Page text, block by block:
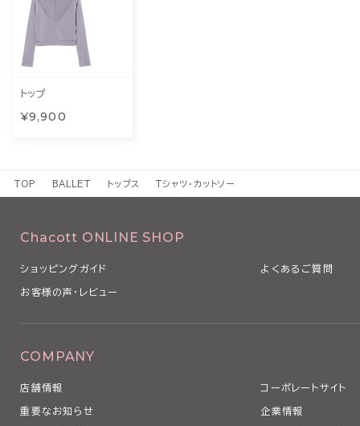
トップ
¥9,900
TOP BALLET トップス Tシャツ・カットソー
Chacott ONLINE SHOP
ショッピングガイド よくあるご質問
お客様の声・レビュー
COMPANY
店舗情報 コーポレートサイト
重要なお知らせ 企業情報